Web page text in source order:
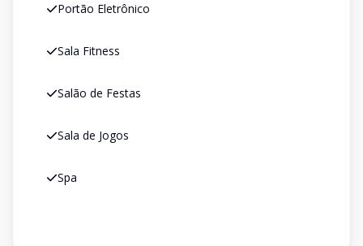
Portão Eletrônico
Sala Fitness
Salão de Festas
Sala de Jogos
Spa